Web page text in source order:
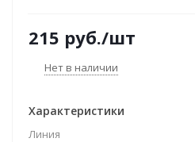
Обеспечивает общий
эффект, нейтрализует
215 руб./шт
Нет в наличии
Характеристики
Линия